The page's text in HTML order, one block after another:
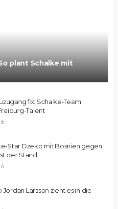
plant Schalke mit
fix: Schalke-Team
Talent
Star Dzeko mit Bosnien gegen
der Stand
Jordan Larsson zieht es in die